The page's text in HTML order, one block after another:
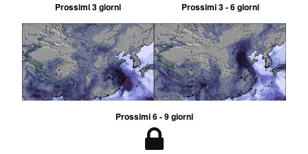
Prossimi 3 giorni Prossimi 3 - 6 giorni
Prossimi 6 - 9 giorni